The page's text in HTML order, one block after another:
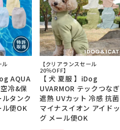
ル
AQUA
冷&保
タンク
ル便OK
【クリアランスセール
20％OFF】
【 犬 夏服 】iDog
UVARMOR テックつなぎ
遮熱 UVカット 冷感 抗菌
マイナスイオン アイドッ
グ メール便OK